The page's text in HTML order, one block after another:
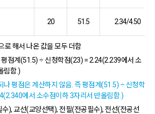
20 51.5 2.34/4.50
로 해서 나온 값을 모두 더함
평점계(51.5) ÷ 신청학점(23) = 2.24(2.239에서 소
림함.)
나 평점은 계산하지 않음. 즉 평점계(51.5) ÷ 신청학
에서 소수점이하 3자리서 반올림함.)
), 교선(교양선택), 전필(전공필수), 전선(전공선